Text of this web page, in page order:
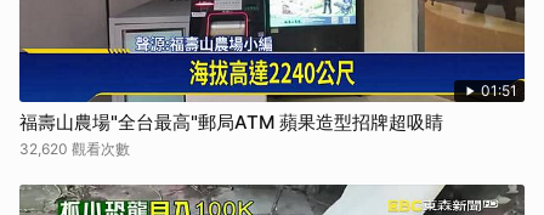
01:51
福壽山農場"全台最高"郵局ATM 蘋果造型招牌超吸睛
32,620 觀看次數